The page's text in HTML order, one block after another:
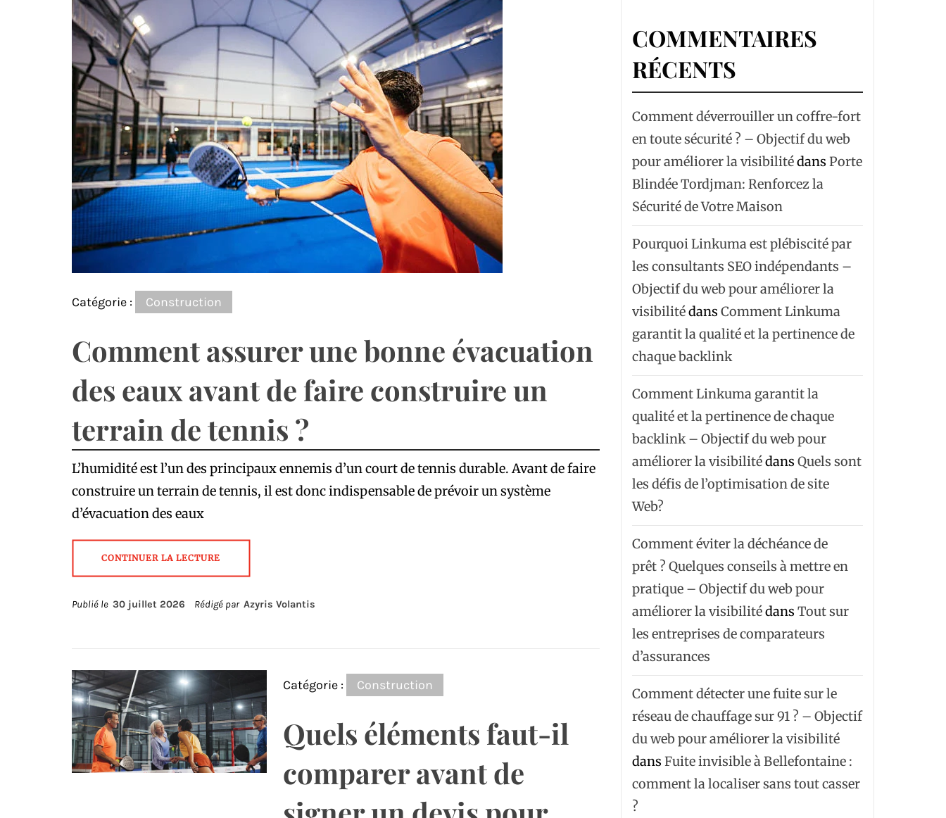
Catégorie : Construction
Comment assurer une bonne évacuation
des eaux avant de faire construire un
terrain de tennis ?
L’humidité est l’un des principaux ennemis d’un court de tennis durable. Avant de faire
construire un terrain de tennis, il est donc indispensable de prévoir un système
d’évacuation des eaux
CONTINUER LA LECTURE
Publié le 30 juillet 2026 Rédigé par Azyris Volantis
Catégorie : Construction
Quels éléments faut-il
comparer avant de
COMMENTAIRES
RÉCENTS
Comment déverrouiller un coffre-fort
en toute sécurité ? – Objectif du web
pour améliorer la visibilitédans Porte
Blindée Tordjman: Renforcez la
Sécurité de Votre Maison
Pourquoi Linkuma est plébiscité par
les consultants SEO indépendants –
Objectif du web pour améliorer la
visibilitédans Comment Linkuma
garantit la qualité et la pertinence de
chaque backlink
Comment Linkuma garantit la
qualité et la pertinence de chaque
backlink – Objectif du web pour
améliorer la visibilitédans Quels sont
les défis de l’optimisation de site
Web?
Comment éviter la déchéance de
prêt ? Quelques conseils à mettre en
pratique – Objectif du web pour
améliorer la visibilitédans Tout sur
les entreprises de comparateurs
d’assurances
Comment détecter une fuite sur le
réseau de chauffage sur 91 ? – Objectif
du web pour améliorer la visibilité
dans Fuite invisible à Bellefontaine :
comment la localiser sans tout casser
?